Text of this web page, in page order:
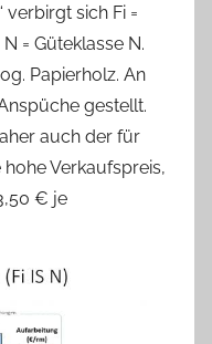
verbirgt sich Fi =
= Güteklasse N.
Papierholz. An
gestellt.
auch der für
Verkaufspreis,
€ je